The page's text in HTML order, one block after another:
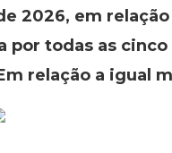
2026, em
todas as
relação a igual